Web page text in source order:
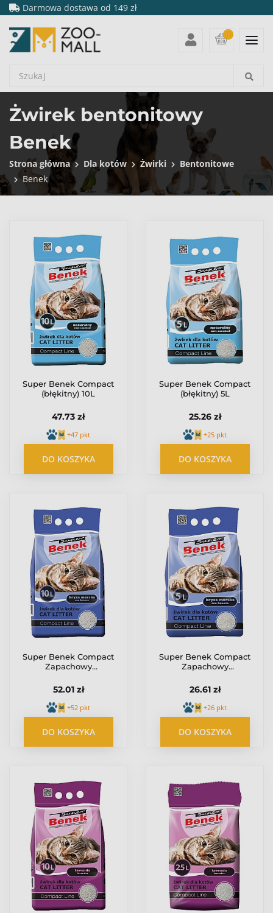
Darmowa dostawa od 149 zł
Żwirek bentonitowy
Benek
Strona główna Dla kotów Żwirki
Bentonitowe
Benek
Super Benek Compact
(błękitny) 10L
47.73 zł
+47 pkt
DO KOSZYKA
Super Benek Compact
(błękitny) 5L
25.26 zł
+25 pkt
DO KOSZYKA
Super Benek Compact
Zapachowy
52.01 zł
+52 pkt
DO KOSZYKA
Super Benek Compact
Zapachowy
26.61 zł
+26 pkt
DO KOSZYKA